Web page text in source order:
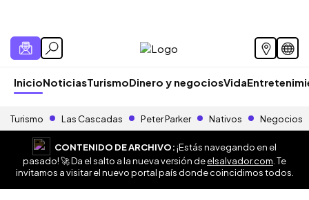
InicioNoticiasTurismoDinero y negociosVida
Turismo Las Cascadas Peter Parker Nativos Negocios
CONTENIDO DE ARCHIVO:¡Estás navegando en el
pasado! 🚀 Da el salto a la nueva versión deelsalvador.com . Te
invitamos a visitar el nuevo portal país donde coincidimos todos.